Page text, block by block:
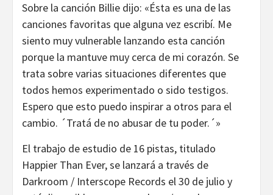
Sobre la canción Billie dijo: «Ésta es una de las
canciones favoritas que alguna vez escribí. Me
siento muy vulnerable lanzando esta canción
porque la mantuve muy cerca de mi corazón. Se
trata sobre varias situaciones diferentes que
todos hemos experimentado o sido testigos.
Espero que esto puedo inspirar a otros para el
cambio. ´Tratá de no abusar de tu poder.´»
El trabajo de estudio de 16 pistas, titulado
Happier Than Ever, se lanzará a través de
Darkroom / Interscope Records el 30 de julio y